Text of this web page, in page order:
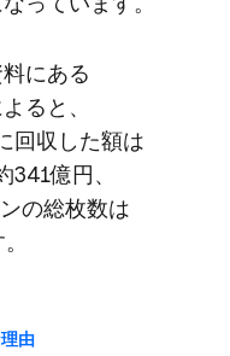
に​ある​
ると、​
回収した額は​
億円、​
の​総枚数は​
由​